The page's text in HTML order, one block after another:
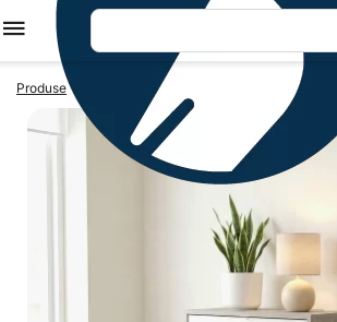
Produse >